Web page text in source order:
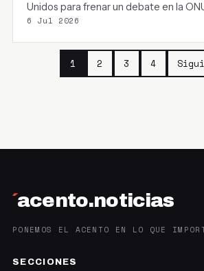
Unidos para frenar un debate en la
6 Jul 2026
1 2 3 4
´acento.noticias
PONEMOS EL ACENTO EN LO QUE
SECCIONES